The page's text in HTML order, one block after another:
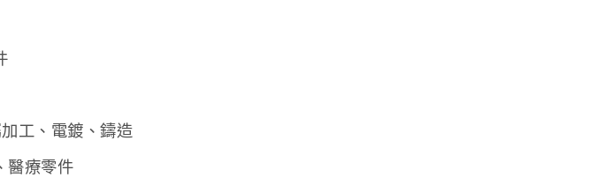
工、電鍍、鑄造
醫療零件